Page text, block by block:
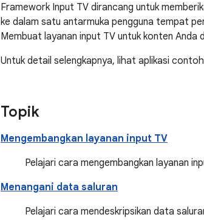
Framework Input TV dirancang untuk
ke dalam satu antarmuka pengguna tempat
Membuat layanan input TV untuk konten Anda
Untuk detail selengkapnya, lihat aplikasi contoh
Topik
Mengembangkan layanan input TV
Pelajari cara mengembangkan layanan
Menangani data saluran
Pelajari cara mendeskripsikan data